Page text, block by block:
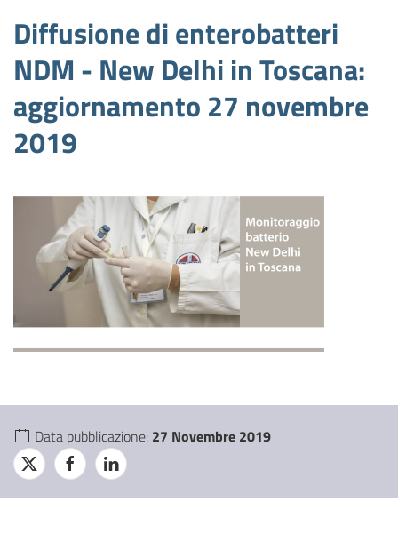
Diffusione di enterobatteri
NDM - New Delhi in Toscana:
aggiornamento 27 novembre
2019
Data pubblicazione: 27 Novembre 2019